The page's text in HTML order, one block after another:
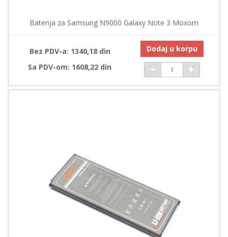
Baterija za Samsung N9000 Galaxy Note 3 Moxom
Bez PDV-a: 1340,18 din
Sa PDV-om: 1608,22 din
Dodaj u korpu